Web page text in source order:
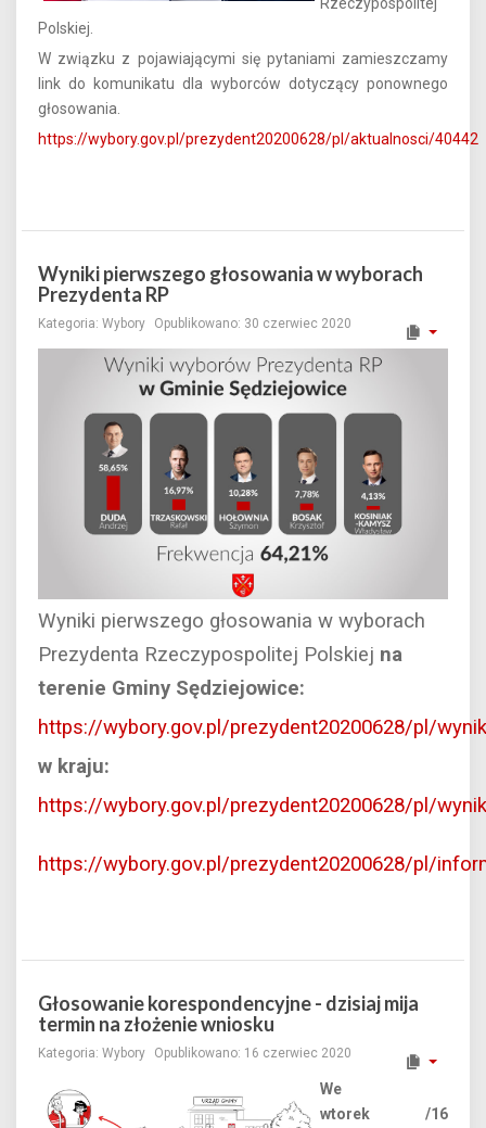
Polskiej.
W związku z pojawiającymi się pytaniami zamieszczamy
link do komunikatu dla wyborców dotyczący ponownego
głosowania.
https://wybory.gov.pl/prezydent20200628/pl/aktualnosci/40442
Wyniki pierwszego głosowania w wyborach
Prezydenta RP
Kategoria: Wybory Opublikowano: 30 czerwiec 2020
Wyniki pierwszego głosowania w wyborach
Prezydenta Rzeczypospolitej Polskiej na
terenie Gminy Sędziejowice:
https://wybory.gov.pl/prezydent20200628/pl/
w kraju:
https://wybory.gov.pl/prezydent20200628/pl/
https://wybory.gov.pl/prezydent20200628/pl/
Głosowanie korespondencyjne - dzisiaj mija
termin na złożenie wniosku
Kategoria: Wybory Opublikowano: 16 czerwiec 2020
We
wtorek /16